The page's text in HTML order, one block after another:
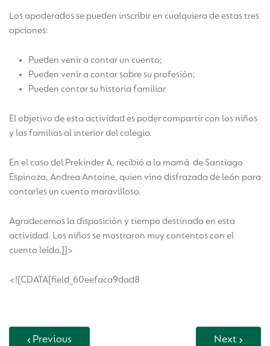
Los apoderados se pueden inscribir en cualquiera de estas tres
opciones:
Pueden venir a contar un cuento;
Pueden venir a contar sobre su profesión;
Pueden contar su historia familiar.
El objetivo de esta actividad es poder compartir con los niños
y las familias al interior del colegio.
En el caso del Prekinder A, recibió a la mamá de Santiago
Espinoza, Andrea Antoine, quien vino disfrazada de león para
contarles un cuento maravilloso.
Agradecemos la disposición y tiempo destinado en esta
actividad. Los niños se mostraron muy contentos con el
cuento leído.]]>
<![CDATA[field_60eefaca9dad8
Previous Next